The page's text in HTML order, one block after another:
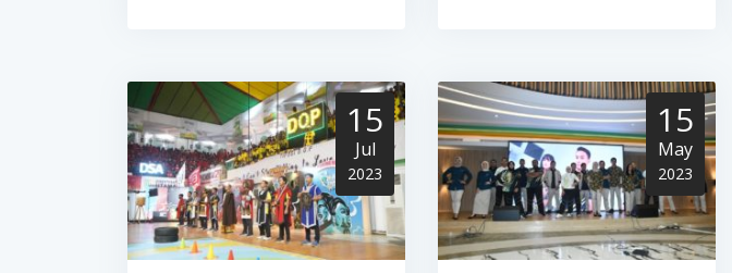
15
Jul
2023
15
May
2023